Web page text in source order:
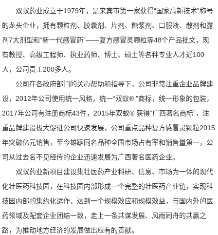
双蚁药业成立于1979年，是来宾市第一家获得“国家高新技术”称号
的龙头企业，拥有颗粒剂、胶囊剂、片剂、糖浆剂、口服液、散剂和露
剂7大剂型和“新一代感冒药”——复方感冒灵颗粒等48个产品批文，现
有教授、高级工程师、执业药师、博士、硕士等各种专业人才近100
人，公司员工200多人。
公司在各政府部门的关心帮助和指导下，公司非常注重企业品牌建
设，2012年公司使用统一风格，统一“双蚁® ”商标，统一形象的包装，
2017年公司有注册商标43件，2015年双蚁® 获得“广西著名商标”，注
重品牌建设极大促进公司快速发展，公司重点品种复方感冒灵颗粒2015
年突破亿元销售，至今雄踞同名品种全国市场占有率和销售量第一，公
司从过去名不见经传的企业迅速发展为广西著名医药企业。
双蚁药业新项目建设集壮医药产业科研、信息、市场为一体的现代
化壮医药科技园，在科技园内部形成一个完整的壮医药产业链，实现科
技园内部的集约化运作，达到一个规模效应和规模效益，与国内外的医
药领域及配套企业团结一致，走上一条共谋发展、风雨同舟的共赢之
路，为推动地方经济的发展做出应有的贡献。